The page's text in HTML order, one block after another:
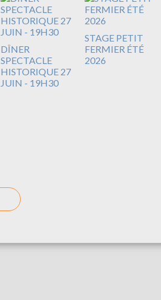
DÎNER
SPECTACLE
HISTORIQUE 27
JUIN - 19H30
STAGE PETIT
FERMIER ÉTÉ
2026